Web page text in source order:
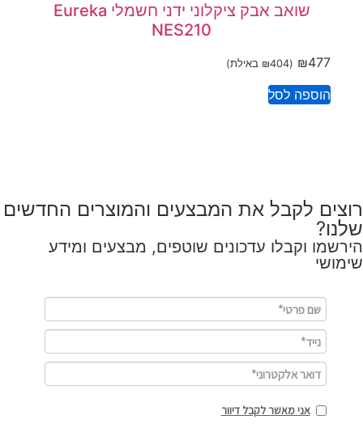
שואב אבק ציקלוני ידני חשמלי Eureka
NES210
₪477
(
₪404 באילת)
הוספה לסל
רוצים לקבל את המבצעים והמוצרים החדשים
שלנו?
הירשמו וקבלו עדכונים שוטפים, מבצעים ומידע
שימושי
אני מאשר לקבל דיוור